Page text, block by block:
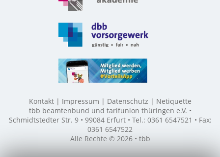
Kontakt Impressum Datenschutz
Netiquette
tbb beamtenbund und tarifunion thüringen e.V. •
Schmidtstedter Str. 9 • 99084 Erfurt • Tel.: 0361 6547521 • Fax:
0361 6547522
Alle Rechte © 2026 • tbb